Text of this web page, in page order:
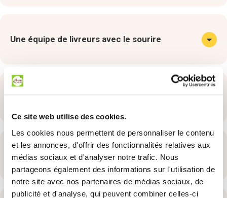
Ce site web utilise des cookies.
Les cookies nous permettent de personnaliser le contenu
et les annonces, d'offrir des fonctionnalités relatives aux
médias sociaux et d'analyser notre trafic. Nous
partageons également des informations sur l'utilisation de
notre site avec nos partenaires de médias sociaux, de
publicité et d'analyse, qui peuvent combiner celles-ci
Une équipe de livreurs avec le sourire
Les tarifs de la Gamme Plaisir